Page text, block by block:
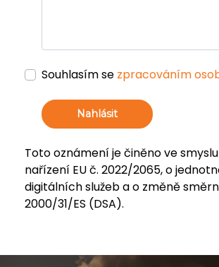
Souhlasím se zpracováním
Nahlásit
Toto oznámení je činěno ve smyslu
nařízení EU č. 2022/2065, o
digitálních služeb a o změně
2000/31/ES (DSA).